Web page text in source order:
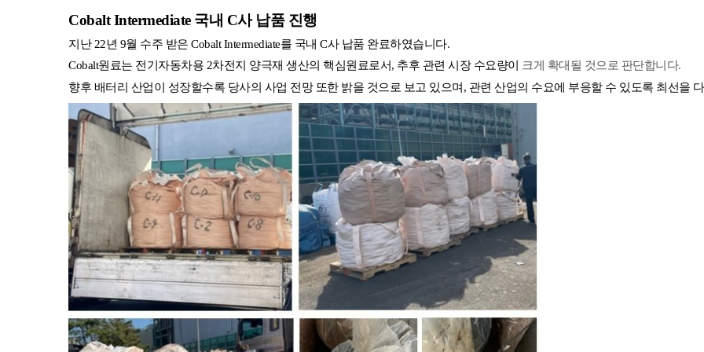
Cobalt Intermediate 국내 C사 납품 진행
지난 22년 9월 수주 받은 Cobalt Intermediate를 국내 C사 납품 완료하였습니다.
Cobalt원료는 전기자동차용 2차전지 양극재 생산의 핵심원료로서, 추후 관련 시장 수요량이 크게 확대될 것으로 판단합니다.
향후 배터리 산업이 성장할수록 당사의 사업 전망 또한 밝을 것으로 보고 있으며 , 관련 산업의 수요에 부응할 수 있도록 최선을